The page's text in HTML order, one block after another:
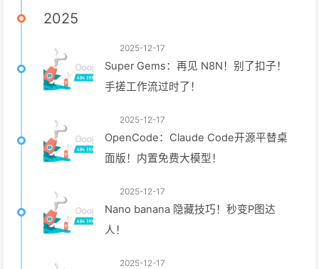
2025
2025-12-17
Super Gems：再见 N8N！别了扣子！
手搓工作流过时了！
2025-12-17
OpenCode：Claude Code开源平替桌
面版！内置免费大模型！
2025-12-17
Nano banana 隐藏技巧！秒变P图达
人！
2025-12-17